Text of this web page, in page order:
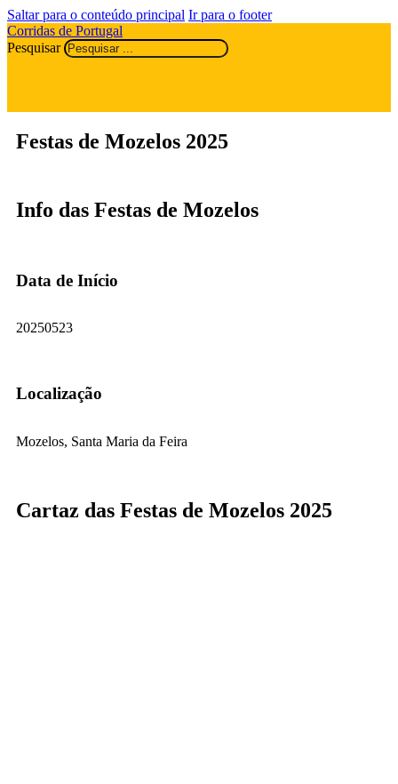
Saltar para o conteúdo principal Ir para o footer
Corridas de Portugal
Pesquisar
Festas de Mozelos 2025
Info das Festas de Mozelos
Data de Início
20250523
Localização
Mozelos, Santa Maria da Feira
Cartaz das Festas de Mozelos 2025